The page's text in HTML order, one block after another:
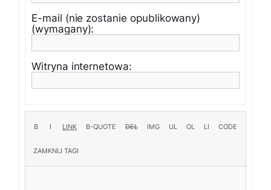
E-mail (nie zostanie opublikowany)
(wymagany):
Witryna internetowa: